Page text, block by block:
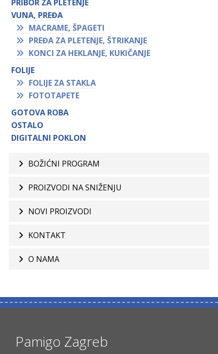
PRIBOR ZA PLETENJE
VUNA, PREĐA
MACRAME, ŠPAGETI
PREĐA ZA PLETENJE, ŠTRIKANJE
KONCI ZA HEKLANJE, KUKIČANJE
FOLIJE
FOLIJE ZA STAKLA
FOTOTAPETE
GOTOVA ROBA
OSTALO
DIGITALNI POKLON
BOŽIĆNI PROGRAM
PROIZVODI NA SNIŽENJU
NOVI PROIZVODI
KONTAKT
O NAMA
Pamigo Zagreb